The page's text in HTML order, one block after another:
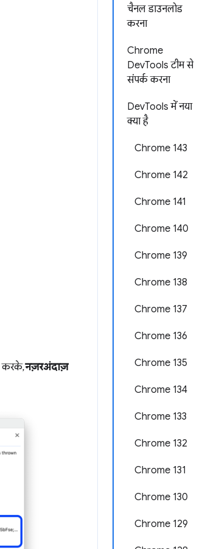
चैनल डाउनलोड
करना
Chrome
DevTools टीम से
संपर्क करना
DevTools में नया
क्या है
Chrome 143
Chrome 142
Chrome 141
Chrome 140
Chrome 139
Chrome 138
Chrome 137
Chrome 136
Chrome 135
Chrome 134
Chrome 133
Chrome 132
Chrome 131
Chrome 130
Chrome 129
करके,नज़रअंदाज़